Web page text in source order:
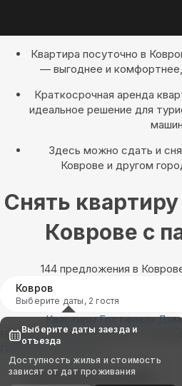
Квартира посуточно в
— выгоднее и
Краткосрочная аренда
идеальное решение для
Здесь можно сдать и
Коврове и другом
Снять
Коврове с
144 предложения в
Ковров
Выберите даты, 2 гостя
Квартиры Гостиницы
Найдём, где остановиться в
Показать на карте
Выбирайте лучшее
Выберите даты заезда и
отъезда
Доступность жилья и стоимость
зависят от дат проживания